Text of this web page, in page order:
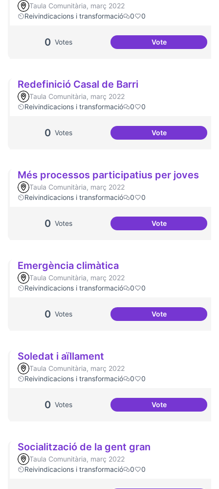
Taula Comunitària, març 2022
Reivindicacions i transformació
0 0
0 Votes VoteMalestar
Redefinició Casal de Barri
Taula Comunitària, març 2022
Reivindicacions i transformació
0 0
0 Votes VoteRedefinició Casal
Més processos participatius per joves
Taula Comunitària, març 2022
Reivindicacions i transformació
0 0
0 Votes VoteMés processos
Emergència climàtica
Taula Comunitària, març 2022
Reivindicacions i transformació
0 0
0 Votes VoteEmergència
Soledat i aïllament
Taula Comunitària, març 2022
Reivindicacions i transformació
0 0
0 Votes VoteSoledat i
Socialització de la gent gran
Taula Comunitària, març 2022
Reivindicacions i transformació
0 0